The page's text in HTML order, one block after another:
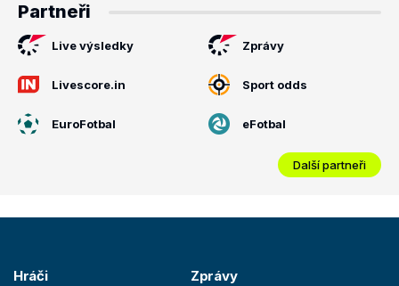
Partneři
Live výsledky Zprávy
Livescore.in Sport odds
EuroFotbal eFotbal
Další partneři
Hráči Zprávy